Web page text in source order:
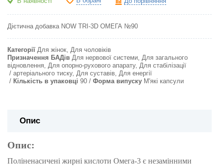
Дієтична добавка NOW TRI-3D ОМЕГА №90
Категорії Для жінок, Для чоловіків
Призначення БАДів Для нервової системи, Для загального
відновлення, Для опорно-рухового апарату, Для стабілізації
артеріального тиску, Для суставів, Для енергії
Кількість в упаковці 90 Форма випуску М'які капсули
Опис
Опис:
Поліненасичені жирні кислоти Омега-3 є незамінними